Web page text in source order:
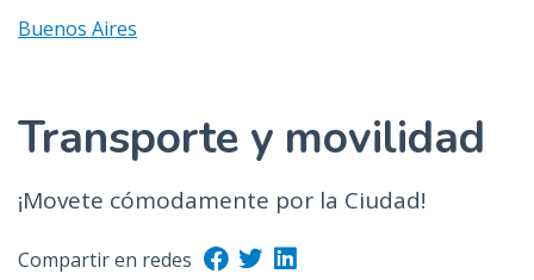
n
e
Buenos Aires
Transporte y movilidad
¡Movete cómodamente por la Ciudad!
Compartir en redes